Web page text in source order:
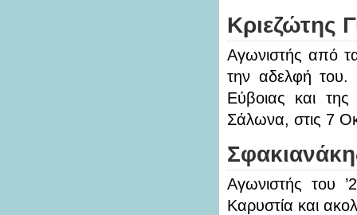
Κριεζώτης
Αγωνιστής από
την αδελφή του.
Εύβοιας και
Σάλωνα, στις 7
Αγωνιστής του
Καρυστία και